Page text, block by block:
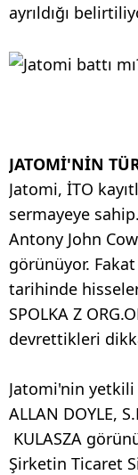
ayrıldığı
JATOMİ'NİN
Jatomi, İTO
sermayeye
Antony John
görünüyor.
tarihinde
SPOLKA Z
devrettikleri
Jatomi'nin
ALLAN DOYLE,
KULASZA
Şirketin Ticaret